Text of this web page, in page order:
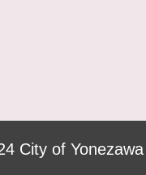
City of